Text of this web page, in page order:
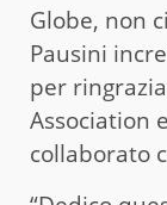
Globe, non
Pausini
per
Association
collaborato